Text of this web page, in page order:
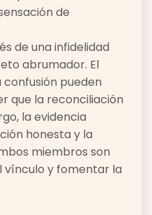
de una infidelidad
abrumador. El
pueden
que la reconciliación
la evidencia
honesta y la
miembros son
y fomentar la